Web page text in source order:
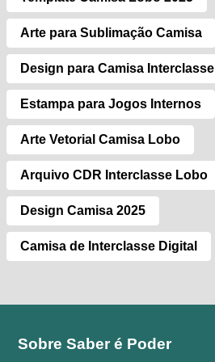
Arte para Sublimação Camisa
Design para Camisa Interclasse
Estampa para Jogos Internos
Arte Vetorial Camisa Lobo
Arquivo CDR Interclasse Lobo
Design Camisa 2025
Camisa de Interclasse Digital
Sobre Saber é Poder